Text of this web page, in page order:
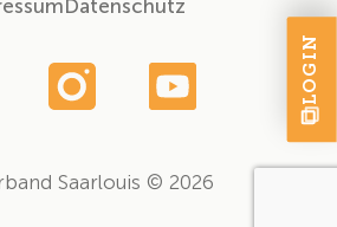
Datenschutz
Saarlouis © 2026
LOGIN